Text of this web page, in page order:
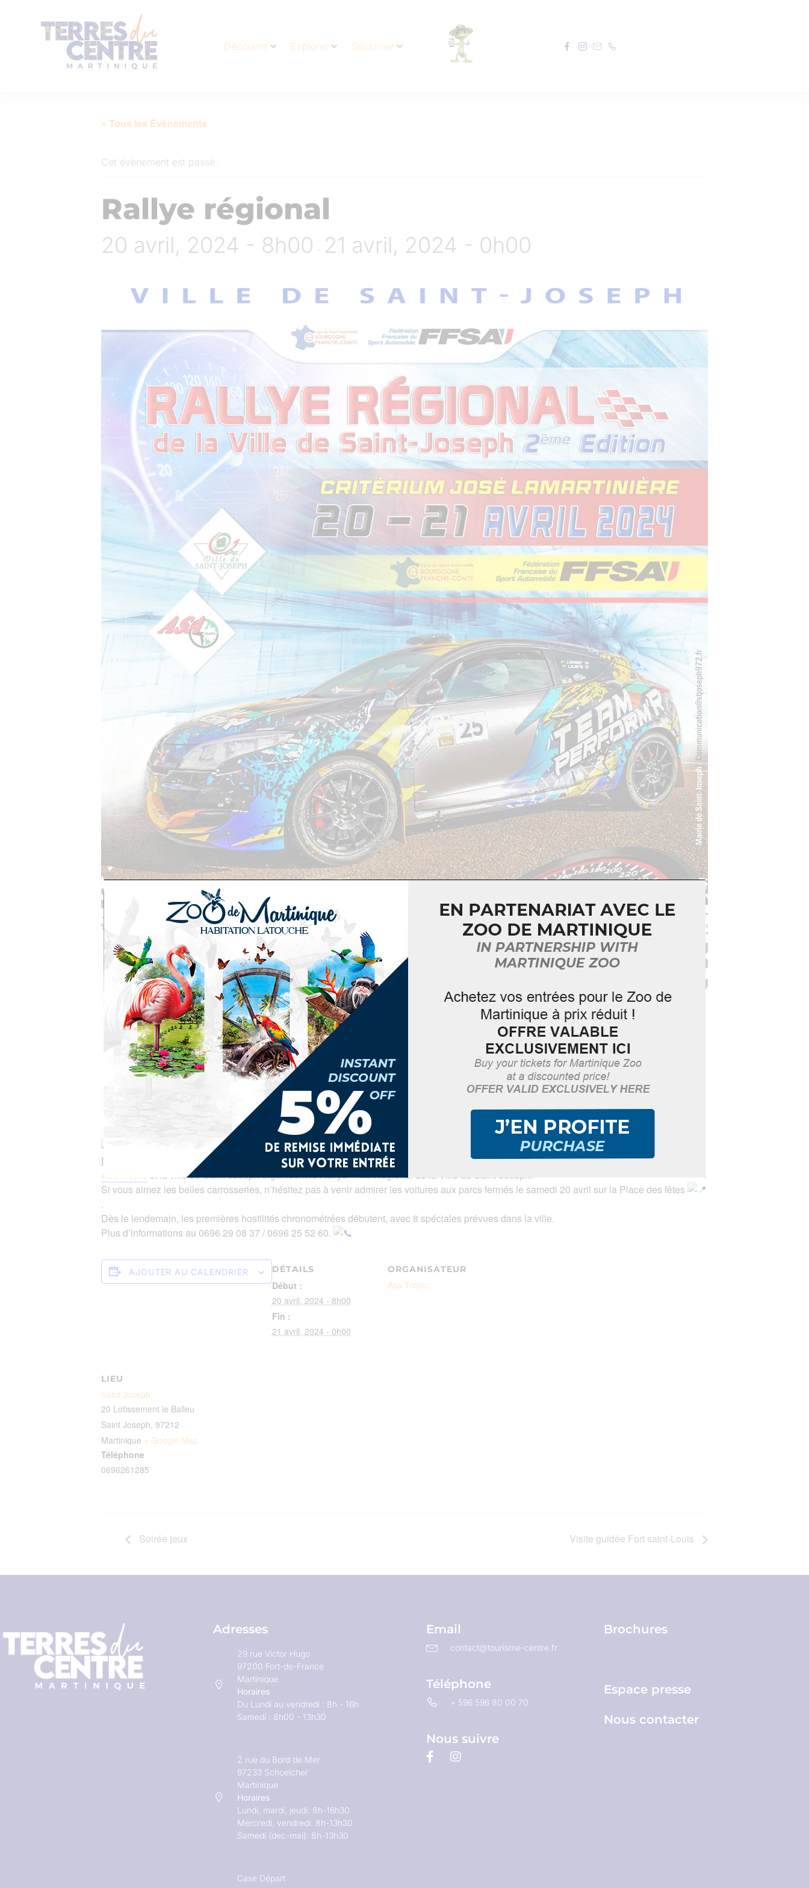
Découvrir Explorer Séjourner
« Tous les Évènements
Cet évènement est passé.
Rallye régional
20 avril, 2024 - 8h00 21 avril, 2024 - 0h00
| Tic tac, tic tac ! Le compte à rebours est lancé
𝖩-𝟤 𝖺𝗏𝖺𝗇𝗍 𝗅𝖾 𝗋𝖾𝗍𝗈𝗎𝗋 𝖽𝗎 𝖱𝖺𝗅𝗅𝗒𝖾 𝖱𝖾́𝗀𝗂𝗈𝗇𝖺𝗅
Asa Tropic et la ville de Saint-Joseph organisent le Rallye
Régional de la Ville de Saint-Joseph.
Si vous aimez les belles carrosseries, n’hésitez pas à venir admirer les voitures aux parcs fermés le samedi 20 avril sur la Place des fêtes
.
Dès le lendemain, les premières hostilités chronométrées débutent, avec 8 spéciales prévues dans la ville.
Plus d’informations au 0696 29 08 37 / 0696 25 52 60.
AJOUTER AU CALENDRIER DÉTAILS
Début :
20 avril, 2024 - 8h00
Fin :
21 avril, 2024 - 0h00
ORGANISATEUR
Asa Tropic
LIEU
Saint Joseph
20 Lotissement le Balleu
Saint Joseph 97212
Martinique + Google Map
Téléphone
0696261285
Soirée jeux Visite guidée Fort saint-Louis
Adresses
29 rue Victor Hugo
97200 Fort-de-France
Martinique
Horaires
Du Lundi au vendredi : 8h - 16h
Samedi : 8h00 - 13h30
2 rue du Bord de Mer
97233 Schoelcher
Martinique
Horaires
Lundi, mardi, jeudi: 8h-16h30
Mercredi, vendredi: 8h-13h30
Samedi (dec-mai): 8h-13h30
Case Départ
Email
contact@tourisme-centre.fr
Téléphone
+ 596 596 80 00 70
Nous suivre
Brochures
Espace presse
Nous contacter